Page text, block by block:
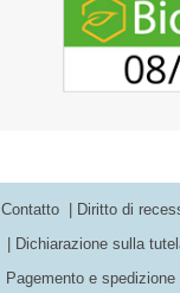
Contatto Diritto di
Dichiarazione sulla
Pagemento e spedizione